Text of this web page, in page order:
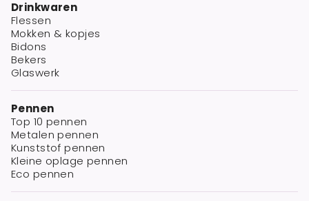
Drinkwaren
Flessen
Mokken & kopjes
Bidons
Bekers
Glaswerk
Pennen
Top 10 pennen
Metalen pennen
Kunststof pennen
Kleine oplage pennen
Eco pennen